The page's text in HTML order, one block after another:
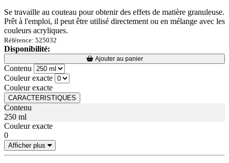
Se travaille au couteau pour obtenir des effets de matière granuleuse.
Prêt à l'emploi, il peut être utilisé directement ou en mélange avec les
couleurs acryliques.
Référence: 525032
Disponibilité:
Loading...
Loading... Ajouter au panier
Contenu
Couleur exacte
Couleur exacte
CARACTERISTIQUES
Contenu
250 ml
Couleur exacte
0
Afficher plus